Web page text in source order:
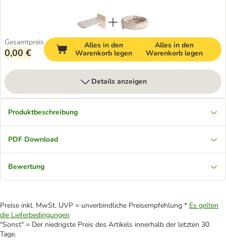
Gesamtpreis
0,00 €
Alles in den
Warenkorb legen
Alles in den
Warenkorb legen
Details anzeigen
Produktbeschreibung
PDF Download
Bewertung
Preise inkl. MwSt. UVP = unverbindliche Preisempfehlung * Es gelten
die Lieferbedingungen
"Sonst" = Der niedrigste Preis des Artikels innerhalb der letzten 30
Tage.